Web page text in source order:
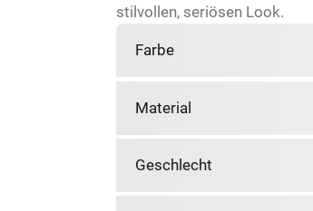
stilvollen, seriösen Look.
Farbe
Material
Geschlecht